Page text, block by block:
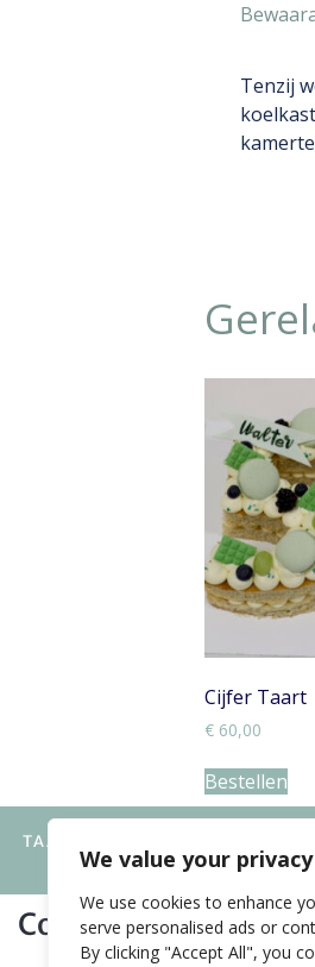
We value your privacy
We use cookies to enhance
serve personalised ads or
By clicking "Accept All", you
Tenzij
Cijfer Taart
€ 60,00
Bestellen
TAARTEN
Contact